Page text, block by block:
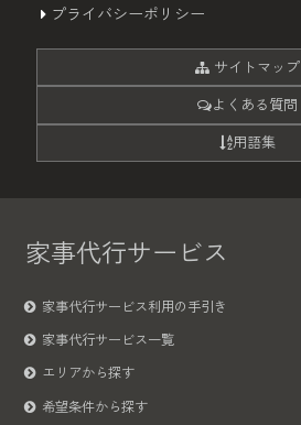
プライバシーポリシー
サイトマップ
よくある質問
用語集
家事代行サービス
家事代行サービス利用の手引き
家事代行サービス一覧
エリアから探す
希望条件から探す